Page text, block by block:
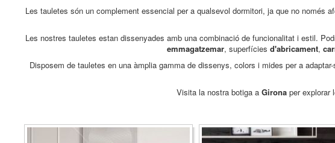
Les tauletes són un complement essencial per a qualsevol dormitori, ja que no només
Les nostres tauletes estan dissenyades amb una combinació de funcionalitat i estil.
emmagatzemar, superfícies d'abricament,
Disposem de tauletes en una àmplia gamma de dissenys, colors i mides per a
Visita la nostra botiga a Girona per explorar